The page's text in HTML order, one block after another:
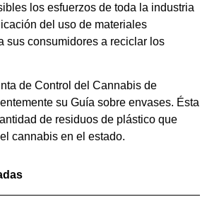
los esfuerzos de toda la industria
del uso de materiales
sus consumidores a reciclar los
de Control del Cannabis de
su Guía sobre envases. Ésta
de residuos de plástico que
cannabis en el estado.